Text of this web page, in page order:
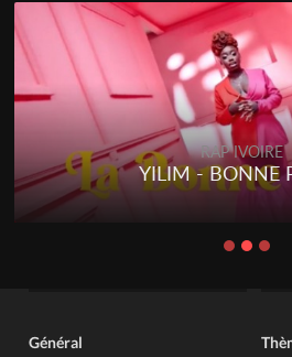
RAP IVOIRE
RENARD
CHAT
Général